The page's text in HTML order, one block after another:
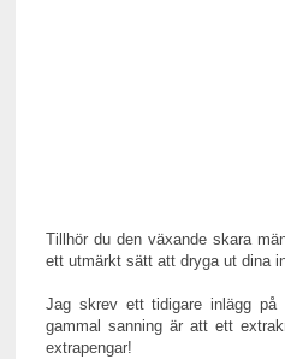
Tillhör du den växande skara
ett utmärkt sätt att dryga ut dina
Jag skrev ett tidigare inlägg
gammal sanning är att ett
extrapengar!